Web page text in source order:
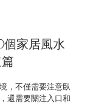
家居風水
，不僅需要注意臥
還需要關注入口和